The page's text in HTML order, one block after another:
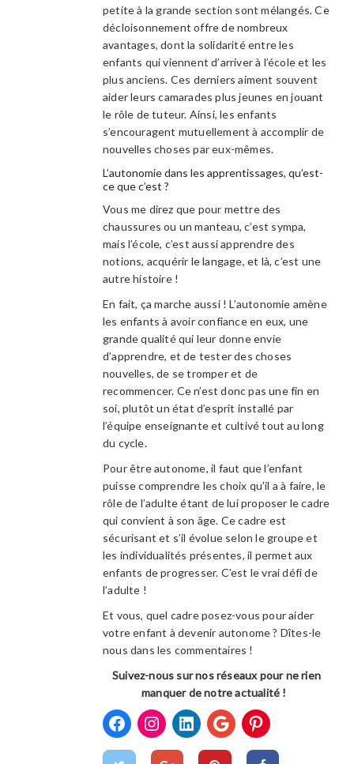
petite à la grande section sont mélangés. Ce
décloisonnement offre de nombreux
avantages, dont la solidarité entre les
enfants qui viennent d’arriver à l’école et les
plus anciens. Ces derniers aiment souvent
aider leurs camarades plus jeunes en jouant
le rôle de tuteur. Ainsi, les enfants
s’encouragent mutuellement à accomplir de
nouvelles choses par eux-mêmes.
L’autonomie dans les apprentissages, qu’est-
ce que c’est ?
Vous me direz que pour mettre des
chaussures ou un manteau, c’est sympa,
mais l’école, c’est aussi apprendre des
notions, acquérir le langage, et là, c’est une
autre histoire !
En fait, ça marche aussi ! L’autonomie amène
les enfants à avoir confiance en eux, une
grande qualité qui leur donne envie
d’apprendre, et de tester des choses
nouvelles, de se tromper et de
recommencer. Ce n’est donc pas une fin en
soi, plutôt un état d’esprit installé par
l’équipe enseignante et cultivé tout au long
du cycle.
Pour être autonome, il faut que l’enfant
puisse comprendre les choix qu’il a à faire, le
rôle de l’adulte étant de lui proposer le cadre
qui convient à son âge. Ce cadre est
sécurisant et s’il évolue selon le groupe et
les individualités présentes, il permet aux
enfants de progresser. C’est le vrai défi de
l’adulte !
Et vous, quel cadre posez-vous pour aider
votre enfant à devenir autonome ? Dîtes-le
nous dans les commentaires !
Suivez-nous sur nos réseaux pour ne rien
manquer de notre actualité !